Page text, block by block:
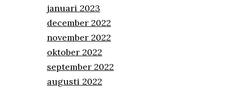
januari 2023
december 2022
november 2022
oktober 2022
september 2022
augusti 2022